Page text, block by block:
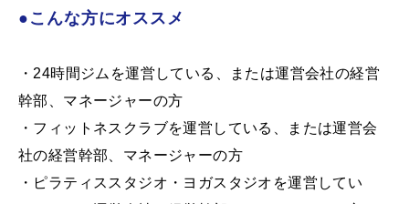
●こんな方にオススメ
・24時間ジムを運営している、または運営会社の経営
幹部、マネージャーの方
・フィットネスクラブを運営している、または運営会
社の経営幹部、マネージャーの方
・ピラティススタジオ・ヨガスタジオを運営してい